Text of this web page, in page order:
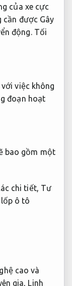
của xe cực
cần được Gây
động. Tối
việc không
đoạn hoạt
bao gồm một
chi tiết, Tư
ô tô
cao và
gia, Linh